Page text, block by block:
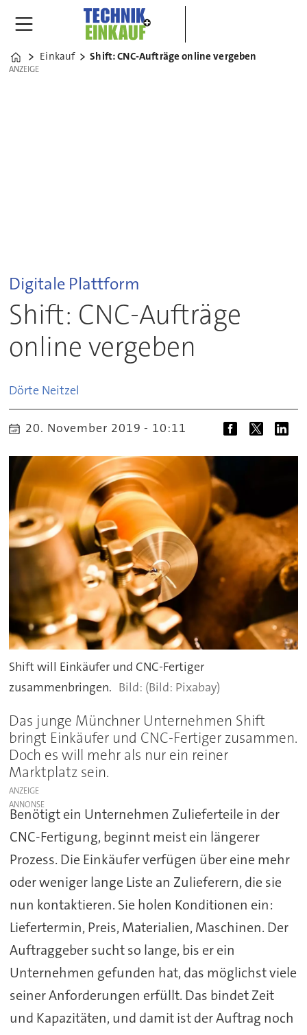
Home
Einkauf Shift: CNC-Aufträge online vergeben
ANZEIGE
ANZEIGE
Digitale Plattform
Shift: CNC-Aufträge
online vergeben
Dörte Neitzel
20. November 2019 - 10:11
Shift will Einkäufer und CNC-Fertiger
zusammenbringen.
(Bild: Pixabay)
Das junge Münchner Unternehmen Shift
bringt Einkäufer und CNC-Fertiger zusammen.
Doch es will mehr als nur ein reiner
Marktplatz sein.
ANZEIGE
Benötigt ein Unternehmen Zulieferteile in der
CNC-Fertigung, beginnt meist ein längerer
Prozess. Die Einkäufer verfügen über eine mehr
oder weniger lange Liste an Zulieferern, die sie
nun kontaktieren. Sie holen Konditionen ein:
Liefertermin, Preis, Materialien, Maschinen. Der
Auftraggeber sucht so lange, bis er ein
Unternehmen gefunden hat, das möglichst viele
seiner Anforderungen erfüllt. Das bindet Zeit
und Kapazitäten, und damit ist der Auftrag noch